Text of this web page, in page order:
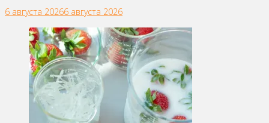
6 августа 20266 августа 2026